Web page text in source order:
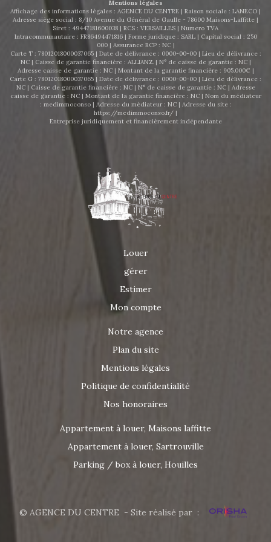
d'informations ou pour organiser une visite, contactez
AGENCE DU CENTRE au 06 63 47 49 70 ou par email :
agenceducentrelocation@gmail.com .
Mentions légales
Affichage des informations légales : AGENCE DU CENTRE | Raison sociale : LANECO |
Adresse siège social : 8/10 Avenue du Général de Gaulle - 78600 Maisons-Laffitte |
Siret : 49447181600038 | RCS : VERSAILLES | Numero TVA
Intracommunautaire : FR86494471816 | Forme juridique : SARL | Capital social : 250
000 | Assurance RCP : NC |
Carte T : 78012018000037065 | Date de délivrance : 0000-00-00 | Lieu de délivrance :
NC | Caisse de garantie financière : ALLIANZ. | N° de caisse de garantie : NC |
Adresse caisse de garantie : NC | Montant de la garantie financière : 905.000€ |
Carte G : 78012018000037065 | Date de délivrance : 0000-00-00 | Lieu de délivrance :
NC | Caisse de garantie financière : NC | N° de caisse de garantie : NC | Adresse
caisse de garantie : NC | Montant de la garantie financière : NC | Nom du médiateur
: medimmoconso | Adresse du médiateur : NC | Adresse du site :
https://medimmoconso.fr/ |
Entreprise juridiquement et financièrement indépendante
Louer
gérer
Estimer
Mon compte
Notre agence
Plan du site
Mentions légales
Politique de confidentialité
Nos honoraires
Appartement à louer, Maisons laffitte
Appartement à louer, Sartrouville
Parking / box à louer, Houilles
© AGENCE DU CENTRE - Site réalisé par :